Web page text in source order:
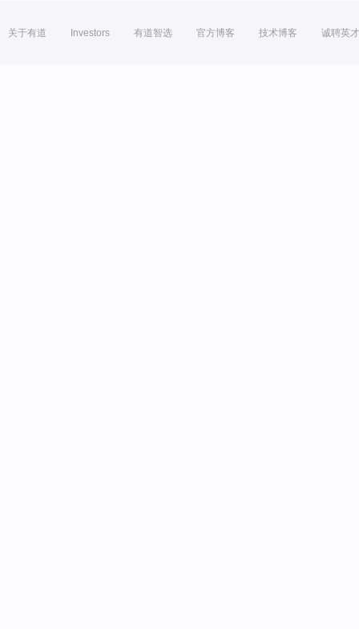
关于有道 Investors 有道智选 官方博客 技术博客 诚聘英才